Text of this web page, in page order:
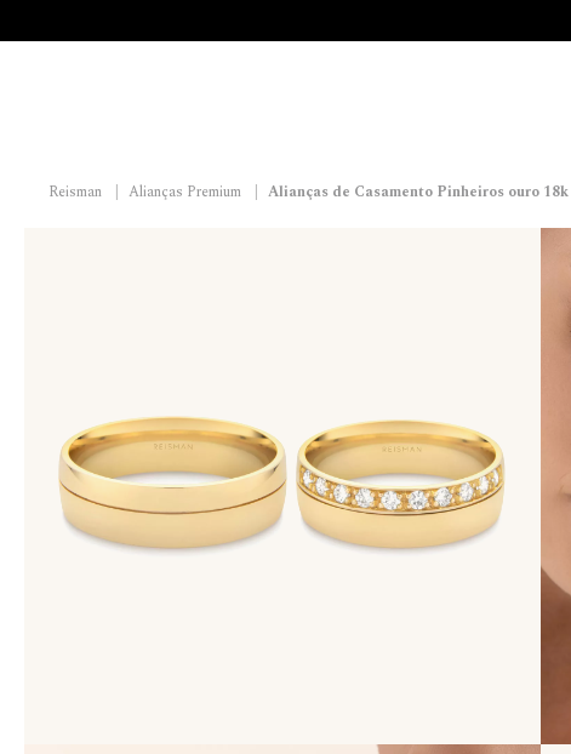
Reisman | Alianças Premium | Alianças de Casamento Pinheiros ouro 18k